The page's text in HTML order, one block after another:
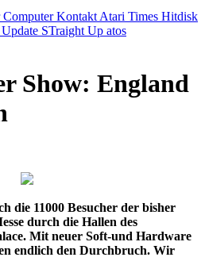
Computer Kontakt Atari Times Hitdisk
STraight Up atos
Show: England
die 11000 Besucher der bisher
durch die Hallen des
Mit neuer Soft-und Hardware
endlich den Durchbruch. Wir